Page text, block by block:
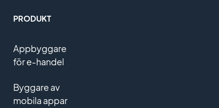
PRODUKT
Appbyggare
för e-handel
Byggare av
mobila appar